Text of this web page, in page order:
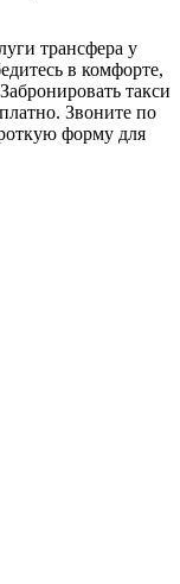
трансфера у
в комфорте,
такси
Звоните по
форму для